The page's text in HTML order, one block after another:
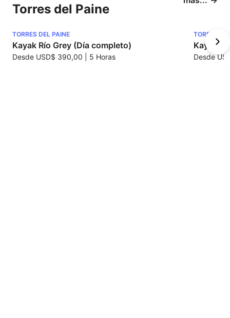
Torres del Paine
TORRES DEL PAINE
Kayak Río Grey (Día completo)
Desde USD$ 390,00 5 Horas
TORRES
Kayak
Desde